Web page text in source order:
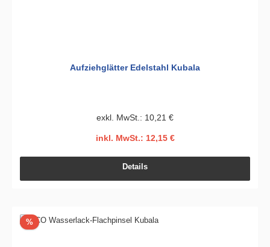
Aufziehglätter Edelstahl Kubala
exkl. MwSt.: 10,21 €
inkl. MwSt.: 12,15 €
Details
%Rabatt